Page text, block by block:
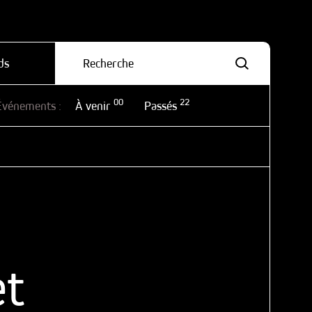
: À venir 00 Passés 22